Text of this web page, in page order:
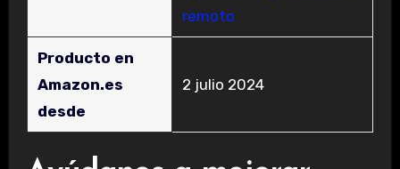
remoto
Producto en
Amazon.es
desde
2 julio 2024